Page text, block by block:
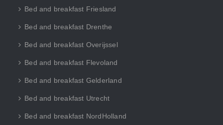
Bed and breakfast Friesland
Bed and breakfast Drenthe
Bed and breakfast Overijssel
Bed and breakfast Flevoland
Bed and breakfast Gelderland
Bed and breakfast Utrecht
Bed and breakfast NordHolland